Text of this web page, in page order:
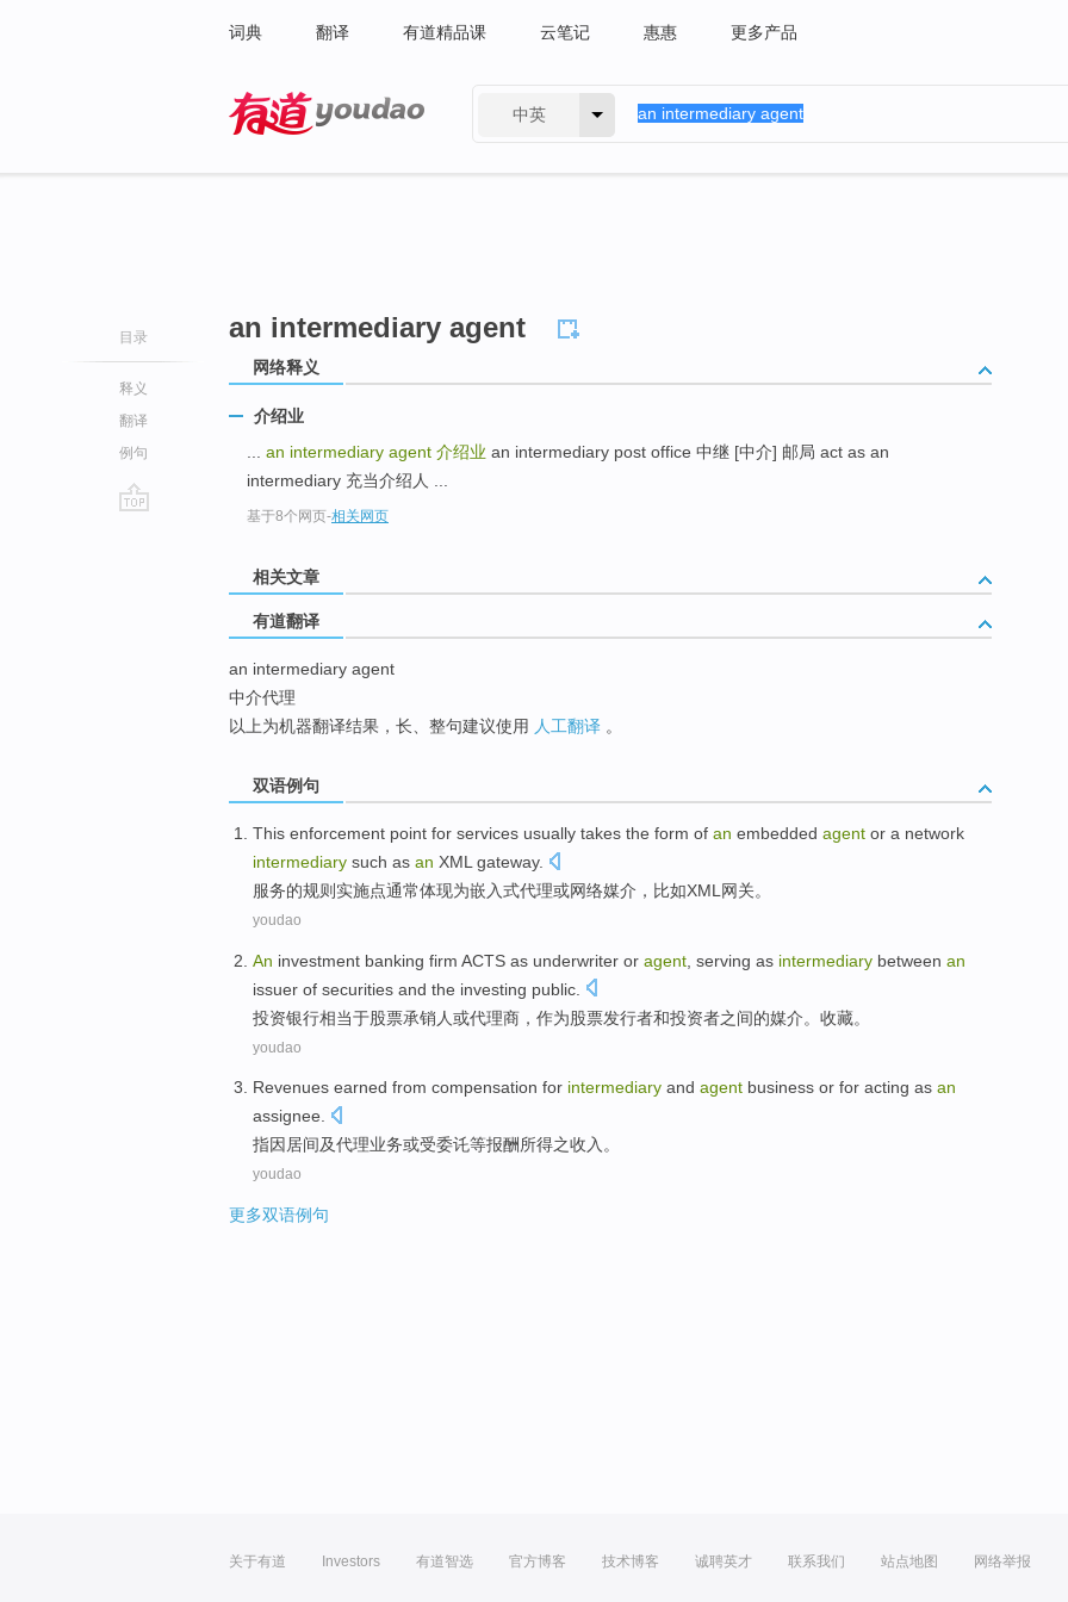
词典 翻译 有道精品课 云笔记 惠惠 更多产品
中英
目录
释义
翻译
例句
an intermediary agent
网络释义
介绍业
an intermediary agent 介绍业 an intermediary post office 中继 [中介] 邮局 act as an
intermediary 充当介绍人 ...
基于8个网页-相关网页
相关文章
有道翻译
an intermediary agent
中介代理
以上为机器翻译结果，长、整句建议使用 人工翻译 。
双语例句
This enforcement point for services usually takes the form of an embedded agent or a network
intermediary such as an XML gateway.
服务的规则 实施点通常体现为嵌入式代理或网络媒介 ， 比如XML 网关。
youdao
An investment banking firm ACTS as underwriter or agent , serving as intermediary between an
issuer of securities and the investing public.
投资银行相当于股票承销人或代理商 ， 作为股票发行者和投资者之间的媒介。收藏。
youdao
Revenues earned from compensation for intermediary and agent business or for acting as an
assignee.
指因居间及代理业务或受委讬等报酬所得之收入。
youdao
更多双语例句
关于有道 Investors 有道智选 官方博客 技术博客 诚聘英才 联系我们 站点地图 网络举报